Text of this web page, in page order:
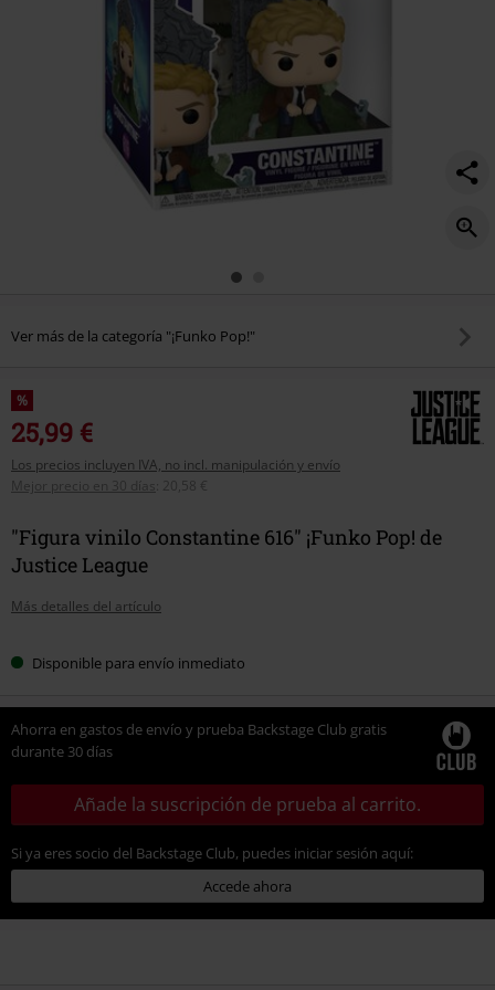
Ver más de la categoría "¡Funko Pop!"
%
25,99 €
Los precios incluyen IVA, no incl. manipulación y envío
Mejor precio en 30 días
20,58 €
"Figura vinilo Constantine 616" ¡Funko Pop! de
Justice League
Más detalles del artículo
Disponible para envío inmediato
Ahorra en gastos de envío y prueba Backstage Club gratis
durante 30 días
Añade la suscripción de prueba al carrito.
Si ya eres socio del Backstage Club, puedes iniciar sesión aquí:
Accede ahora